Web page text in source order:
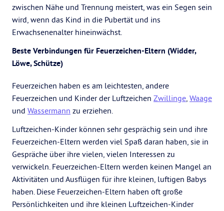
zwischen Nähe und Trennung meistert, was ein Segen sein
wird, wenn das Kind in die Pubertät und ins
Erwachsenenalter hineinwächst.
Beste Verbindungen für Feuerzeichen-Eltern (Widder,
Löwe, Schütze)
Feuerzeichen haben es am leichtesten, andere
Feuerzeichen und Kinder der Luftzeichen Zwillinge, Waage
und Wassermann zu erziehen.
Luftzeichen-Kinder können sehr gesprächig sein und ihre
Feuerzeichen-Eltern werden viel Spaß daran haben, sie in
Gespräche über ihre vielen, vielen Interessen zu
verwickeln. Feuerzeichen-Eltern werden keinen Mangel an
Aktivitäten und Ausflügen für ihre kleinen, luftigen Babys
haben. Diese Feuerzeichen-Eltern haben oft große
Persönlichkeiten und ihre kleinen Luftzeichen-Kinder